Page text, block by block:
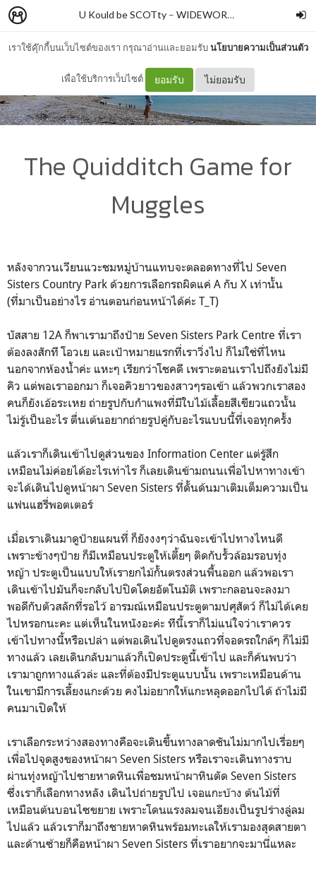
เราใช้คุ๊กกี้บนเว็บไซต์ของเรา กรุณาอ่านและยอมรับนโยบายความเป็นส่วนตัว
เพื่อใช้บริการเว็บไซต์ ยอมรับ ไม่ยอมรับ
U Kould be SCOTty – WIDEWORLDtinyme
The Quidditch Game for
Muggles
หลังจากวนเวียนแวะชมหมู่บ้านแทบจะตลอดทางที่ไป Seven
Sisters Country Park ด้วยการเลือกรถผิดแค่ A กับ X เท่านั้น
(ที่มาเป็นอย่างไร อ่านตอนก่อนหน้าได้ค่ะ T_T)
บัสสาย 12A ก็พาเรามาถึงป้าย Seven Sisters Park Centre ที่เรา
ต้องลงสักที โอวเย และเป้าหมายแรกที่เราวิ่งไป ก็ไม่ใช่ที่ไหน
นอกจากห้องน้ำค่ะ แหะๆ เรียกว่าโชคดี เพราะตอนเราไปถึงยังไม่มี
คิว แต่พอเราออกมา ก็เจอคิวยาวของสาวๆรอเข้า แล้วพวกเราสอง
คนก็ยังเอ้อระเหย ถ่ายรูปกับกำแพงที่มีใบไม้เลื้อยสีเขียวแถวนั้น
ไม่รู้เป็นอะไร ตื่นเต้นอยากถ่ายรูปคู่กับอะไรแบบนี้ที่เจอทุกครั้ง
แล้วเราก็เดินเข้าไปดูส่วนของ Information Center แต่รู้สึก
เหมือนไม่ค่อยได้อะไรเท่าไร ก็เลยเดินข้ามถนนเพื่อไปหาทางเข้า
จะได้เดินไปดูหน้าผา Seven Sisters ที่ดั้นด้นมาเติมเต็มความเป็น
แฟนแฮรี่พอตเตอร์
เมื่อเราเดินมาดูป้ายแผนที่ ก็ยังงงๆว่าฉันจะเข้าไปทางไหนดี
เพราะข้างๆป้าย ก็มีเหมือนประตูให้เตี้ยๆ ติดกับรั้วล้อมรอบทุ่ง
หญ้า ประตูเป็นแบบให้เรายกไม้กั้นตรงส่วนพื้นออก แล้วพอเรา
เดินเข้าไปมันก็จะกลับไปปิดโดยอัตโนมัติ เพราะกลอนจะลงมา
พอดีกับตัวสลักที่รอไว้ อารมณ์เหมือนประตูตามปศุสัตว์ ก็ไม่ได้เคย
ไปหรอกนะคะ แต่เห็นในหนังอะค่ะ ทีนี้เราก็ไม่แน่ใจว่าเราควร
เข้าไปทางนี้หรือเปล่า แต่พอเดินไปดูตรงแถวที่จอดรถใกล้ๆ ก็ไม่มี
ทางแล้ว เลยเดินกลับมาแล้วก็เปิดประตูนี้เข้าไป และก็ค้นพบว่า
เรามาถูกทางแล้วล่ะ และที่ต้องมีประตูแบบนั้น เพราะเหมือนด้าน
ในเขามีการเลี้ยงแกะด้วย คงไม่อยากให้แกะหลุดออกไปได้ ถ้าไม่มี
คนมาเปิดให้
เราเลือกระหว่างสองทางคือจะเดินขึ้นทางลาดชันไม่มากไปเรื่อยๆ
เพื่อไปจุดสูงของหน้าผา Seven Sisters หรือเราจะเดินทางราบ
ผ่านทุ่งหญ้าไปชายหาดหินเพื่อชมหน้าผาหินตัด Seven Sisters
ซึ่งเราก็เลือกทางหลัง เดินไปถ่ายรูปไป เจอแกะบ้าง ต้นไม้ที่
เหมือนต้นบอนไซขยาย เพราะโดนแรงลมจนเอียงเป็นรูปร่างลู่ลม
ไปแล้ว แล้วเราก็มาถึงชายหาดหินพร้อมทะเลให้เรามองสุดสายตา
และด้านซ้ายก็คือหน้าผา Seven Sisters ที่เราอยากจะมานี่แหละ